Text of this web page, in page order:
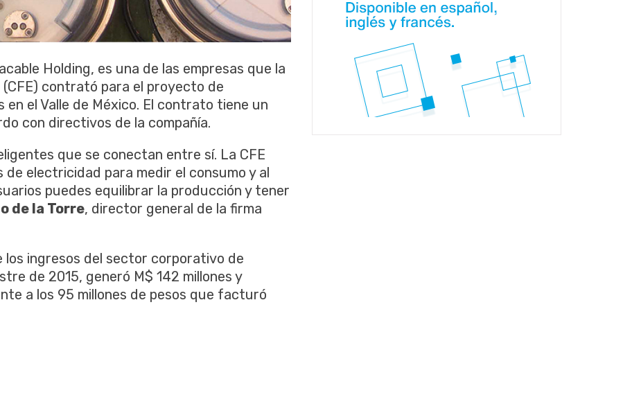
Holding, es una de las empresas que la
(CFE) contrató para el proyecto de
el Valle de México. El contrato tiene un
con directivos de la compañía.
que se conectan entre sí. La CFE
electricidad para medir el consumo y al
puedes equilibrar la producción y tener
de la Torre, director general de la firma
los ingresos del sector corporativo de
de 2015, generó M$ 142 millones y
a los 95 millones de pesos que facturó